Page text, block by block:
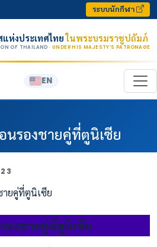
ระบบนักกีฬา
ห่งประเทศไทยในพระบรมราชูปถัมภ์
OF THAILAND · UNDER HIS MAJESTY’S PATRONAGE
EN
นรองชายคู่ที่ตูนิเซีย
23
องชายคู่ที่ตูนิเซีย